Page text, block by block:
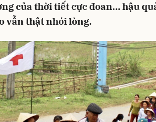
của thời tiết cực đoan… hậu
vẫn thật nhói lòng.